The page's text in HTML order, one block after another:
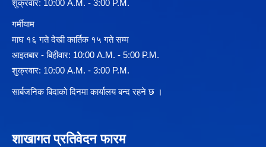
शुक्रवार: 10:00 A.M. - 3:00 P.M.
गर्मीयाम
माघ १६ गते देखी कार्तिक १५ गते सम्म
आइतबार - बिहीवार: 10:00 A.M. - 5:00 P.M.
शुक्रवार: 10:00 A.M. - 3:00 P.M.
सार्बजनिक बिदाको दिनमा कार्यालय बन्द रहने छ ।
शाखागत प्रतिवेदन फारम